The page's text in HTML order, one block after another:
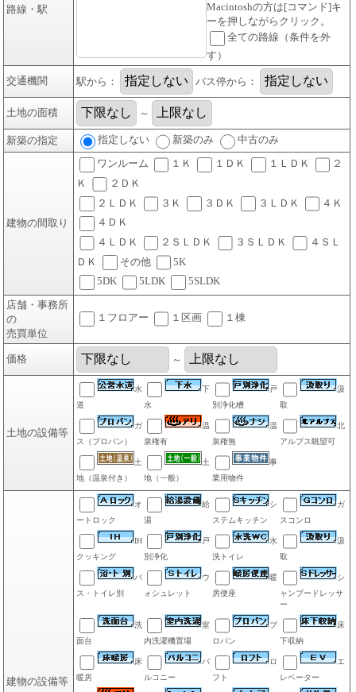
路線・駅
Macintoshの方は[コマンド]キ
ーを押しながらクリック。
全ての路線（条件を外
す）
交通機関 駅から： バス停から：
土地の面積 ～
新築の指定 指定しない 新築のみ 中古のみ
建物の間取り
ワンルーム １Ｋ １ＤＫ １ＬＤＫ
２
Ｋ
２ＤＫ
２ＬＤＫ
３Ｋ ３ＤＫ ３ＬＤＫ
４Ｋ
４ＤＫ
４ＬＤＫ
２ＳＬＤＫ ３ＳＬＤＫ
４ＳＬ
ＤＫ
その他
5K
5DK
5LDK
5SLDK
店舗・事務所
の
売買単位
１フロアー １区画 １棟
価格 ～
土地の設備等
水
道
下
水
戸
別浄化槽
汲
取
ガ
ス（プロパン）
温
泉権有
温
泉権無
北
アルプス眺望可
土
地（温泉付き）
土
地（一般）
事
業用物件
建物の設備等
オ
ートロック
給
湯
シ
ステムキッチン
ガ
スコンロ
IH
クッキング
戸
別浄化
水
洗トイレ
汲
取
バ
ス・トイレ別
ウ
ォシュレット
暖
房便座
シ
ャンプードレッサ
ー
洗
面台
室
内洗濯機置場
プ
ロパン
床
下収納
床
暖房
バ
ルコニー
ロ
フト
エ
レベーター